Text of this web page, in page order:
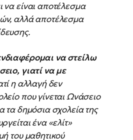
να είναι αποτέλεσμα
αλλά αποτέλεσμα
να στείλω
γιατί να με
η αλλαγή δεν
που γίνεται Ωνάσειο
τα δημόσια σχολεία της
ένα «ελίτ»
του μαθητικού